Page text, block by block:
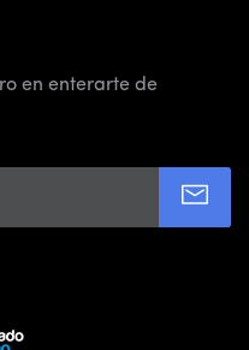
en enterarte de